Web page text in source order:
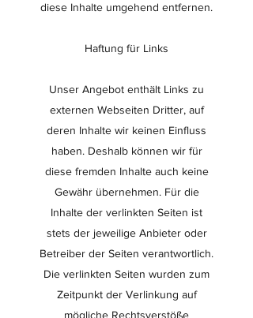
diese Inhalte umgehend entfernen.
Haftung für Links
Unser Angebot enthält Links zu
externen Webseiten Dritter, auf
deren Inhalte wir keinen Einfluss
haben. Deshalb können wir für
diese fremden Inhalte auch keine
Gewähr übernehmen. Für die
Inhalte der verlinkten Seiten ist
stets der jeweilige Anbieter oder
Betreiber der Seiten verantwortlich.
Die verlinkten Seiten wurden zum
Zeitpunkt der Verlinkung auf
mögliche Rechtsverstöße